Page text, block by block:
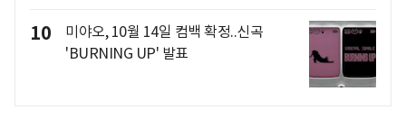
10
미야오, 10월 14일 컴백 확정..신곡
'BURNING UP' 발표